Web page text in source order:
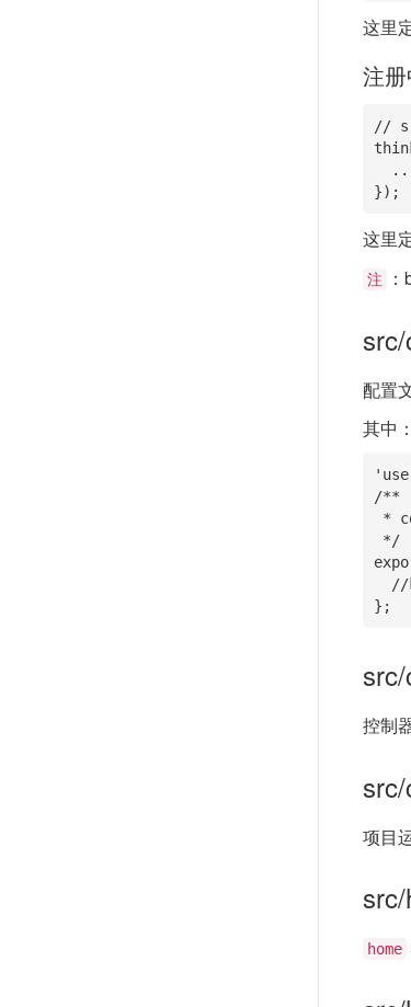
这里
注
//
});
这里
注
配置
其中
/**
};
控制
项目
home